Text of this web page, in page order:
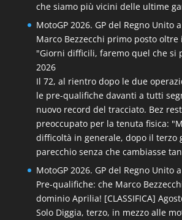
che siamo più vicini delle ultime
MotoGP 2026. GP del Regno Unito
Marco Bezzecchi primo posto oltre
"Giorni difficili, faremo quel che si
2026
Il 72, al rientro dopo le due
le pre-qualifiche davanti a tutti
nuovo record del tracciato. Bez
preoccupato per la tenuta fisica:
difficoltà in generale, dopo il terzo
parecchio senza che cambiasse
MotoGP 2026. GP del Regno Unito
Pre-qualifiche: che Marco
dominio Aprilia! [CLASSIFICA]
Solo Diggia, terzo, in mezzo alle